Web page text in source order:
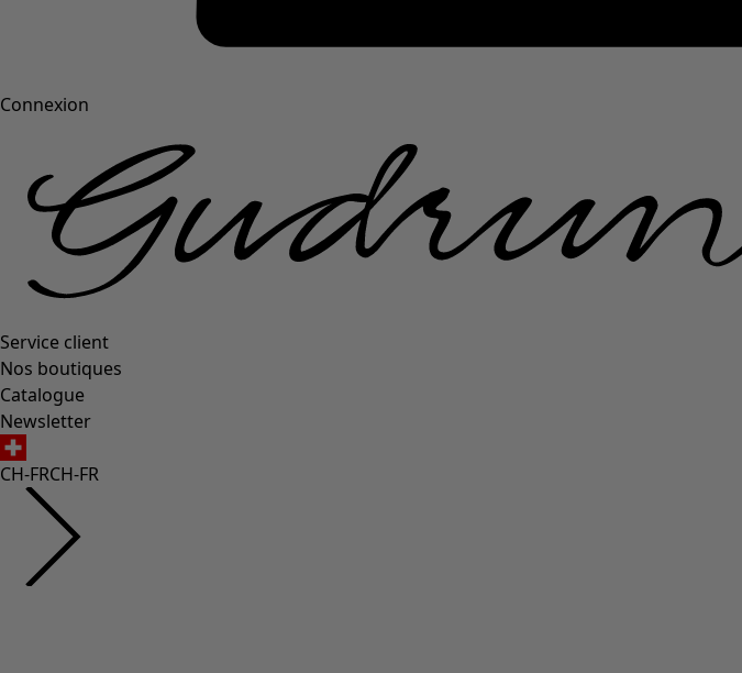
Connexion
Service client
Nos boutiques
Catalogue
Newsletter
CH-FRCH-FR